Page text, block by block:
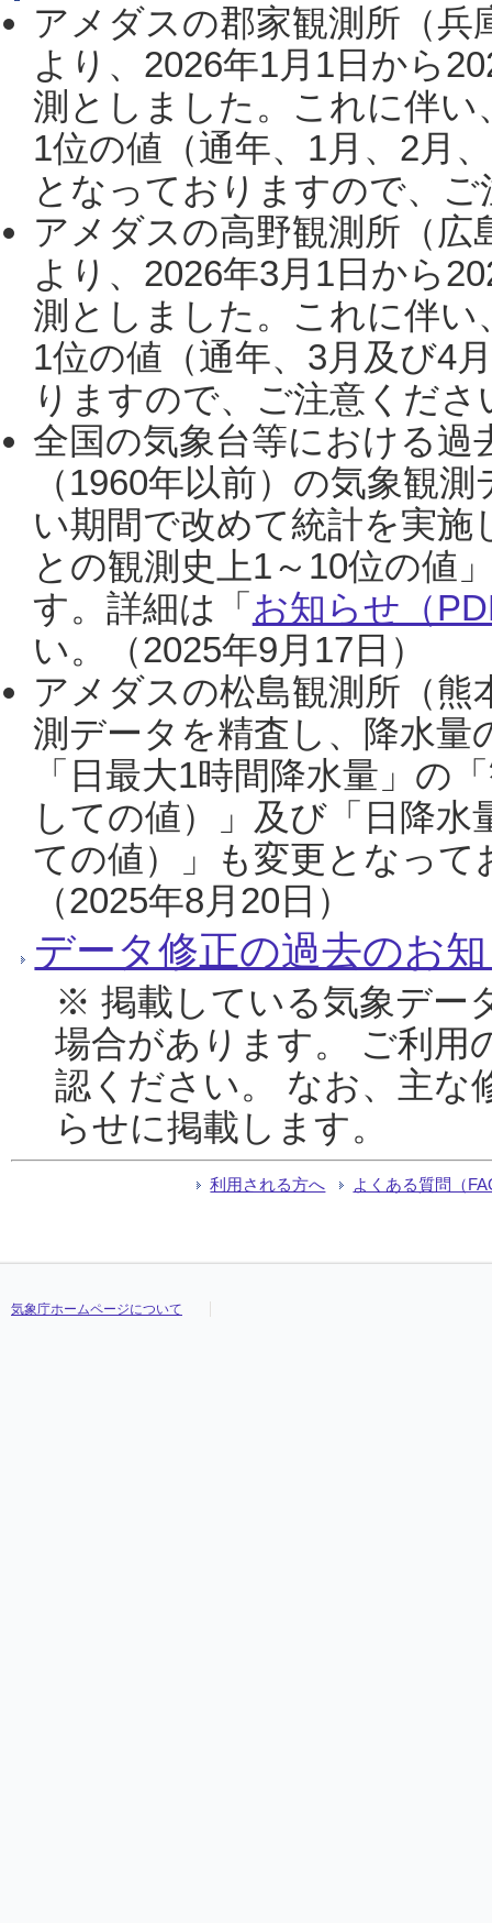
アメダスの郡家観測所（
より、2026年1月1日から
測としました。これに伴い
1位の値（通年、1月、2月
となっておりますので、
アメダスの高野観測所（
より、2026年3月1日から
測としました。これに伴い
1位の値（通年、3月及び4
りますので、ご注意くだ
全国の気象台等における過
（1960年以前）の気象観
い期間で改めて統計を実
との観測史上1～10位の値
す。詳細は「 お知らせ（
い。（2025年9月17日）
アメダスの松島観測所（熊
測データを精査し、降水
「日最大1時間降水量」の
しての値）」及び「日降
ての値）」も変更となっ
（2025年8月20日）
データ修正の過去のお
※ 掲載している気象デー
場合があります。 ご利用
認ください。 なお、主な
らせに掲載します。
利用される方へ よくある質問（
気象庁ホームページについて